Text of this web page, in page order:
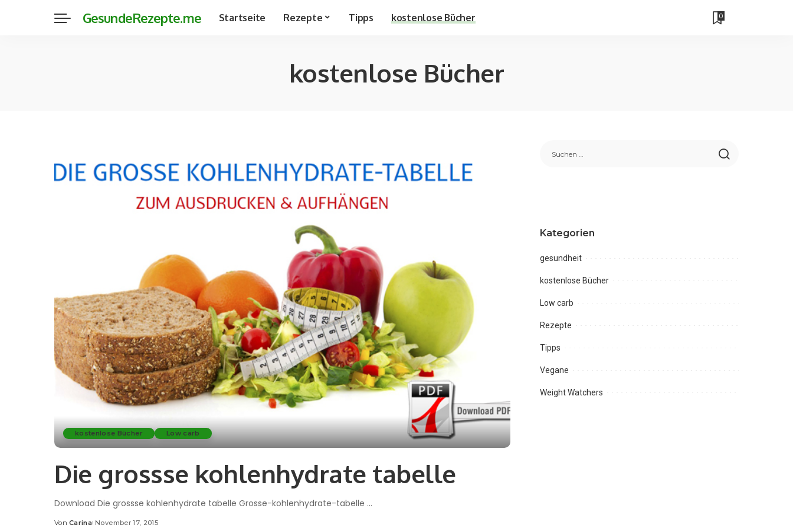
GesundeRezepte.me Startseite Rezepte Tipps kostenlose Bücher 0
kostenlose Bücher
kostenlose Bücher Low carb
Die grossse kohlenhydrate tabelle
Download Die grossse kohlenhydrate tabelle Grosse-kohlenhydrate-tabelle ...
Von Carina November 17, 2015
Kategorien
gesundheit
kostenlose Bücher
Low carb
Rezepte
Tipps
Vegane
Weight Watchers